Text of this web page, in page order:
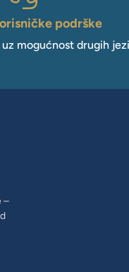
podrške
mogućnost drugih
–